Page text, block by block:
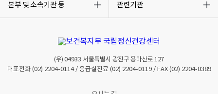
본부 및 소속기관 등
기
관련기관
기
(우)04933 서울특별시 광진구 용마산로 127
대표전화 (02) 2204-0114/ 응급실진료 (02) 2204-0119/ FAX (02) 2204-0389